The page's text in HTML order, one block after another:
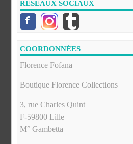
RÉSEAUX SOCIAUX
COORDONNÉES
Florence Fofana
Boutique Florence Collections
3, rue Charles Quint
F-59800 Lille
M° Gambetta